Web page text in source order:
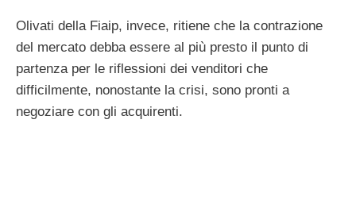
Olivati della Fiaip, invece, ritiene che la contrazione
del mercato debba essere al più presto il punto di
partenza per le riflessioni dei venditori che
difficilmente, nonostante la crisi, sono pronti a
negoziare con gli acquirenti.